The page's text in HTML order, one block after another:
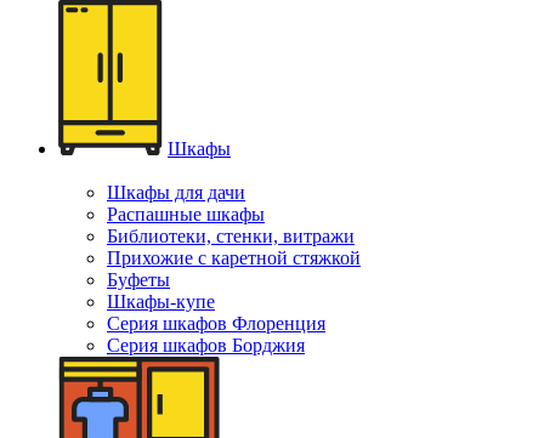
Шкафы
Шкафы для дачи
Распашные шкафы
Библиотеки, стенки, витражи
Прихожие с каретной стяжкой
Буфеты
Шкафы-купе
Серия шкафов Флоренция
Серия шкафов Борджия